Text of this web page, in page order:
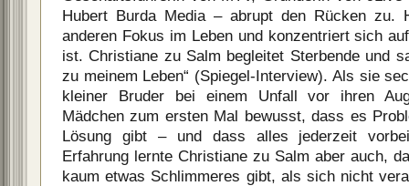
Hubert Burda Media – abrupt den Rücken zu.
anderen Fokus im Leben und konzentriert sich
ist. Christiane zu Salm begleitet Sterbende und
zu meinem Leben“ (Spiegel-Interview). Als sie
kleiner Bruder bei einem Unfall vor ihren
Mädchen zum ersten Mal bewusst, dass es
Lösung gibt – und dass alles jederzeit
Erfahrung lernte Christiane zu Salm aber auch,
kaum etwas Schlimmeres gibt, als sich nicht